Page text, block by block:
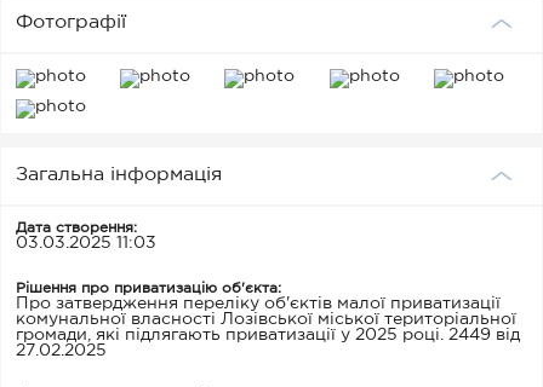
Фотографії
Загальна інформація
Дата створення:
03.03.2025 11:03
Рішення про приватизацію об'єкта:
Про затвердження переліку об'єктів малої приватизації
комунальної власності Лозівської міської територіальної
громади, які підлягають приватизації у 2025 році. 2449 від
27.02.2025